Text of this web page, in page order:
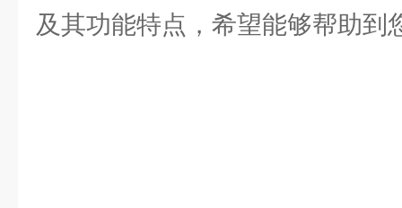
及其功能特点，希望能够帮助到